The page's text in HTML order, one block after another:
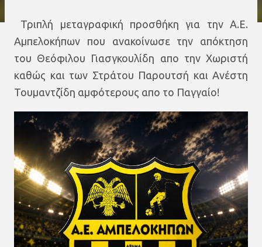
Τριπλή μεταγραφική προσθήκη για την Α.Ε.
Αμπελοκήπων που ανακοίνωσε την απόκτηση
του Θεόφιλου Γιασγκουλίδη απο την Χωριστή
καθώς και των Στράτου Παρουτσή και Ανέστη
Τουμαντζίδη αμφότερους απο το Παγγαίο!